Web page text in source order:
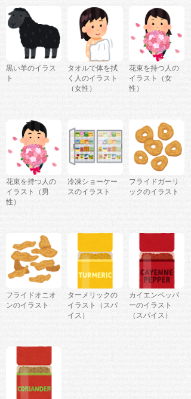
黒い羊のイラス
ト
タオルで体を拭
く人のイラスト
（女性）
花束を持つ人の
イラスト（女
性）
花束を持つ人の
イラスト（男
性）
冷凍ショーケー
スのイラスト
フライドガーリ
ックのイラスト
フライドオニオ
ンのイラスト
ターメリックの
イラスト（スパ
イス）
カイエンペッパ
ーのイラスト
（スパイス）